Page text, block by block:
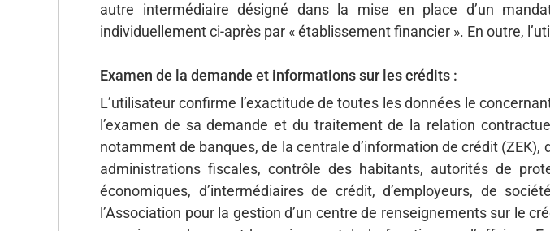
autre intermédiaire désigné dans la mise en place d’un
individuellement ci-après par « établissement financier ». En outre,
Examen de la demande et informations sur les crédits :
L’utilisateur confirme l’exactitude de toutes les données le
l’examen de sa demande et du traitement de la relation
notamment de banques, de la centrale d’information de crédit
administrations fiscales, contrôle des habitants, autorités de
économiques, d’intermédiaires de crédit, d’employeurs, de
l’Association pour la gestion d’un centre de renseignements sur le